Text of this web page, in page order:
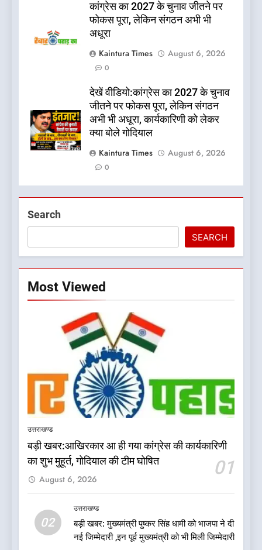
कांग्रेस का 2027 के चुनाव जीतने पर
फोकस पूरा, लेकिन संगठन अभी भी
अधूरा
Kaintura Times
August 6, 2026
0
देखें वीडियो:कांग्रेस का 2027 के चुनाव
जीतने पर फोकस पूरा, लेकिन संगठन
अभी भी अधूरा, कार्यकारिणी को लेकर
क्या बोले गोदियाल
Kaintura Times
August 6, 2026
0
Search
SEARCH
Most Viewed
उत्तराखण्ड
बड़ी खबर:आखिरकार आ ही गया कांग्रेस की कार्यकारिणी
का शुभ मुहूर्त, गोदियाल की टीम घोषित
01
August 6, 2026
02
उत्तराखण्ड
बड़ी खबर: मुख्यमंत्री पुष्कर सिंह धामी को भाजपा ने दी
नई जिम्मेदारी ,इन पूर्व मुख्यमंत्री को भी मिली जिम्मेदारी
5
दिल्ली की कोर ग्रुप बैठक में भाजपा
6
ऑरेंज अलर्ट के बीच डीएम का बड़ा